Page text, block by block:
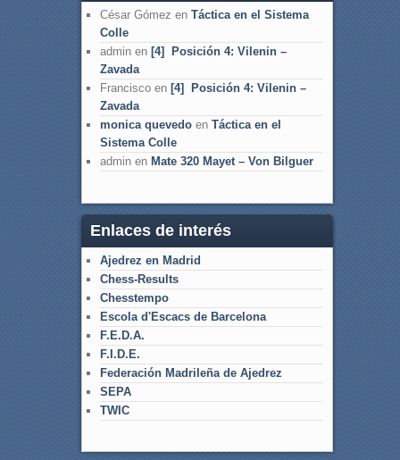
César Gómez en Táctica en el Sistema
Colle
adminen [4] Posición 4: Vilenin –
Zavada
Franciscoen [4] Posición 4: Vilenin –
Zavada
monica quevedoen Táctica en el
Sistema Colle
adminen Mate 320 Mayet – Von Bilguer
Enlaces de interés
Ajedrez en Madrid
Chess-Results
Chesstempo
Escola d'Escacs de Barcelona
F.E.D.A.
F.I.D.E.
Federación Madrileña de Ajedrez
SEPA
TWIC